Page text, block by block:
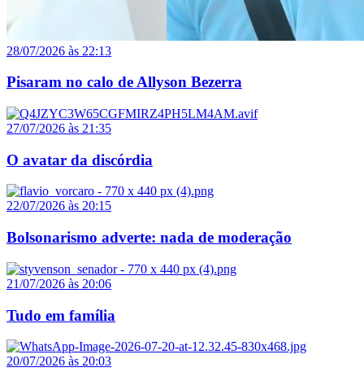
28/07/2026 às 22:13
Pisaram no calo de Allyson Bezerra
27/07/2026 às 21:35
O avatar da discórdia
22/07/2026 às 20:15
Bolsonarismo adverte: nada de moderação
21/07/2026 às 20:06
Tudo em família
20/07/2026 às 20:03